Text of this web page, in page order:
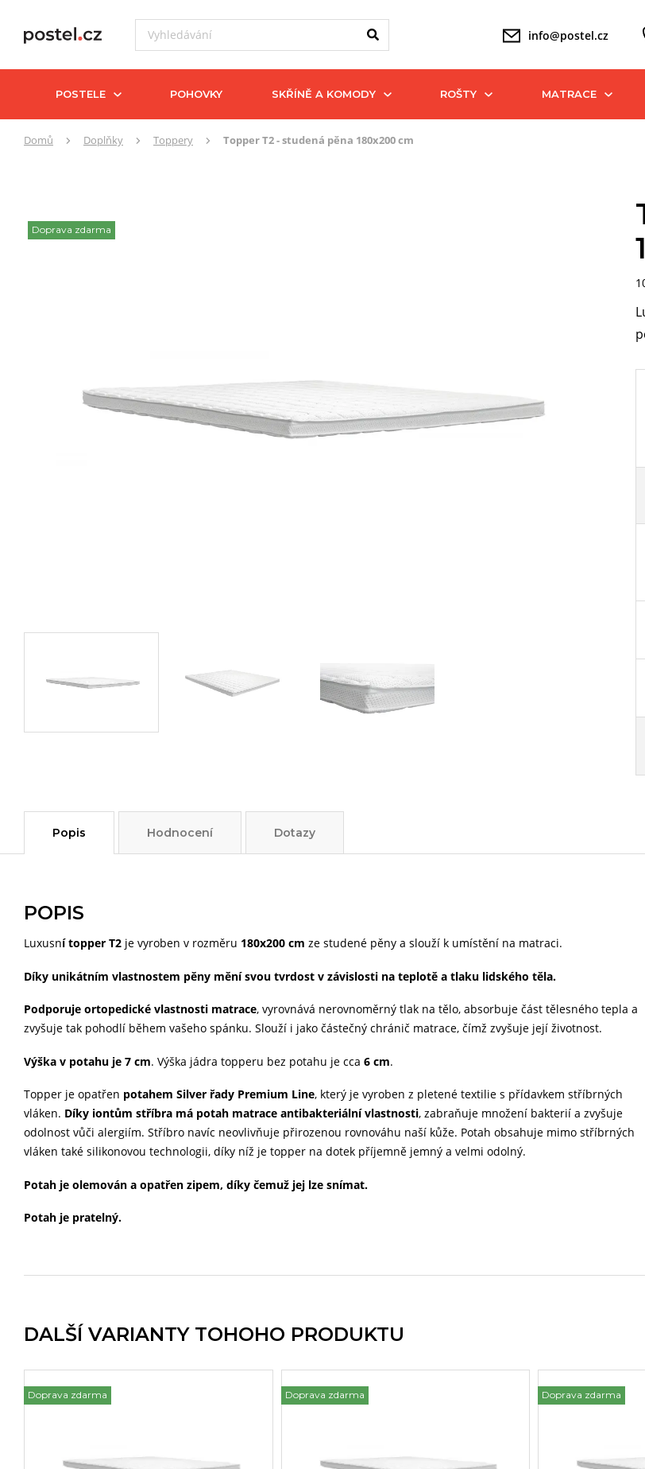
info@postel.cz
POSTELE POHOVKY SKŘÍNĚ A KOMODY ROŠTY MATRACE
ZdeDomů Doplňky Toppery Topper T2 - studená pěna 180x200 cm
Doprava zdarma
Popis Hodnocení Dotazy
POPIS
Luxusní topper T2 je vyroben v rozměru 180x200 cm ze studené pěny a slouží k umístění na matraci.
Díky unikátním vlastnostem pěny mění svou tvrdost v závislosti na teplotě a tlaku lidského těla.
Podporuje ortopedické vlastnosti matrace, vyrovnává nerovnoměrný tlak na tělo, absorbuje část tělesného tepla a
zvyšuje tak pohodlí během vašeho spánku. Slouží i jako částečný chránič matrace, čímž zvyšuje její životnost.
Výška v potahu je 7 cm. Výška jádra topperu bez potahu je cca 6 cm.
Topper je opatřen potahem Silver řady Premium Line, který je vyroben z pletené textilie s přídavkem stříbrných
vláken. Díky iontům stříbra má potah matrace antibakteriální vlastnosti, zabraňuje množení bakterií a zvyšuje
odolnost vůči alergiím. Stříbro navíc neovlivňuje přirozenou rovnováhu naší kůže. Potah obsahuje mimo stříbrných
vláken také silikonovou technologii, díky níž je topper na dotek příjemně jemný a velmi odolný.
Potah je olemován a opatřen zipem, díky čemuž jej lze snímat.
Potah je pratelný.
DALŠÍ VARIANTY TOHOHO PRODUKTU
Doprava zdarma Doprava zdarma Doprava zdarma